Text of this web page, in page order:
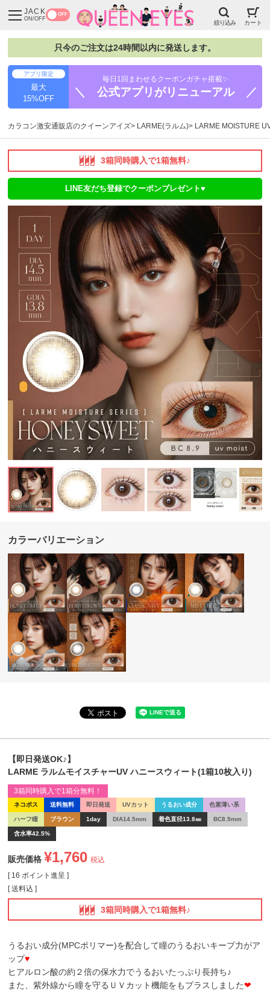
JACK
ON/OFF
OFF
絞り込み カート
只今のご注文は24時間以内に発送します。
アプリ限定
最大
15%OFF
毎日1回まわせるクーポンガチャ搭載✨
＼ 公式アプリがリニューアル ／
カラコン激安通販店のクイーンアイズ LARME(ラルム) LARME MOISTURE
3箱同時購入で1箱無料♪
LINE友だち登録でクーポンプレゼント♥
カラーバリエーション
【即日発送OK♪】
LARME ラルムモイスチャーUV ハニースウィート(1箱10枚入り)
ネコポス 送料無料 即日発送 UVカット うるおい成分 色素薄い系
ハーフ瞳 ブラウン 1day DIA14.5mm 着色直径13.8㎜ BC8.9mm
含水率42.5%
3箱同時購入で1箱分無料！
販売価格 ¥1,760 税込
[ 16 ポイント進呈 ]
送料込
3箱同時購入で1箱無料♪
うるおい成分(MPCポリマー)を配合して瞳のうるおいキープ力がア
ップ♥
ヒアルロン酸の約２倍の保水力でうるおいたっぷり長持ち♪
また、紫外線から瞳を守るＵＶカット機能をもプラスしました❤